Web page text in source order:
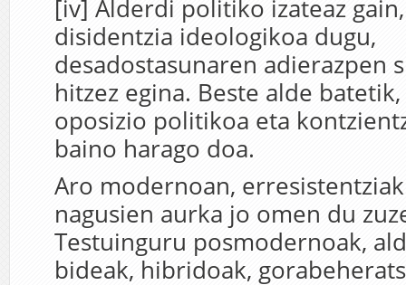
[iv] Alderdi politiko izateaz
disidentzia ideologikoa dugu,
desadostasunaren adierazpen
hitzez egina. Beste alde
oposizio politikoa eta
baino harago doa.
Aro modernoan,
nagusien aurka jo omen du
Testuinguru posmodernoak,
bideak, hibridoak,